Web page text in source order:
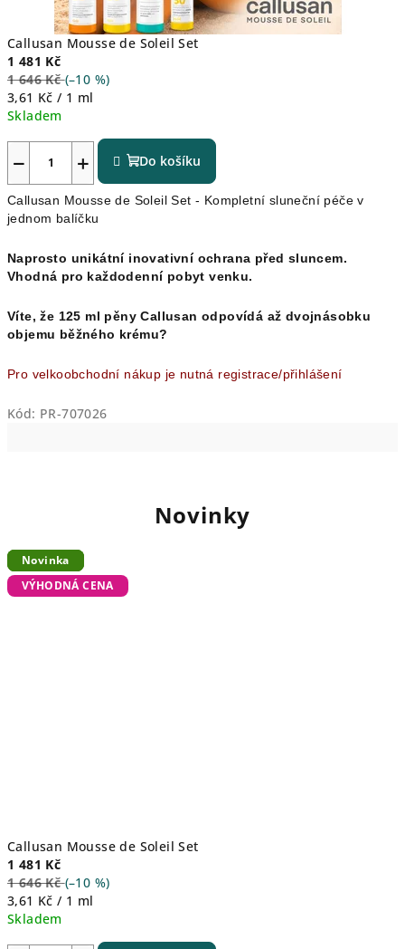
Callusan Mousse de Soleil Set
1 481 Kč
1 646 Kč (–10 %)
Měrná
cena:
3,61 Kč / 1 ml
Skladem
+
− Do košíku
Callusan Mousse de Soleil Set - Kompletní sluneční péče v
jednom balíčku
Naprosto unikátní inovativní ochrana před sluncem.
Vhodná pro každodenní pobyt venku.
Víte, že 125 ml pěny Callusan odpovídá až dvojnásobku
objemu běžného krému?
Pro velkoobchodní nákup je nutná registrace/přihlášení
Kód: PR-707026
Novinky
Novinka
VÝHODNÁ CENA
Callusan Mousse de Soleil Set
1 481 Kč
1 646 Kč (–10 %)
Měrná
cena:
3,61 Kč / 1 ml
Skladem
Novinka
Novinka